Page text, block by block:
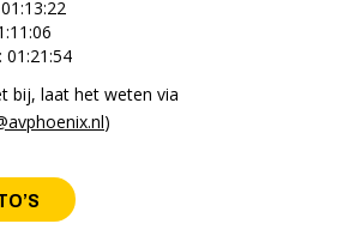
01:21:54
bij, laat het weten via
)